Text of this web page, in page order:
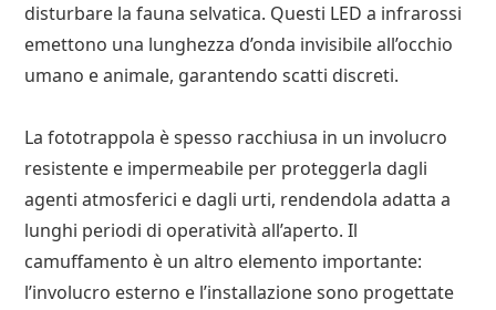
disturbare la fauna selvatica. Questi LED a infrarossi
emettono una lunghezza d’onda invisibile all’occhio
umano e animale, garantendo scatti discreti.
La fototrappola è spesso racchiusa in un involucro
resistente e impermeabile per proteggerla dagli
agenti atmosferici e dagli urti, rendendola adatta a
lunghi periodi di operatività all’aperto. Il
camuffamento è un altro elemento importante:
l’involucro esterno e l’installazione sono progettate